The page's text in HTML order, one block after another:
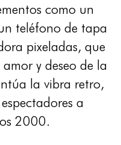
como un
teléfono de tapa
pixeladas, que
y deseo de la
la vibra retro,
a
2000.